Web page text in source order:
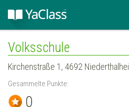
Volksschule
Kirchenstraße 1, 4692
Gesammelte Punkte:
0